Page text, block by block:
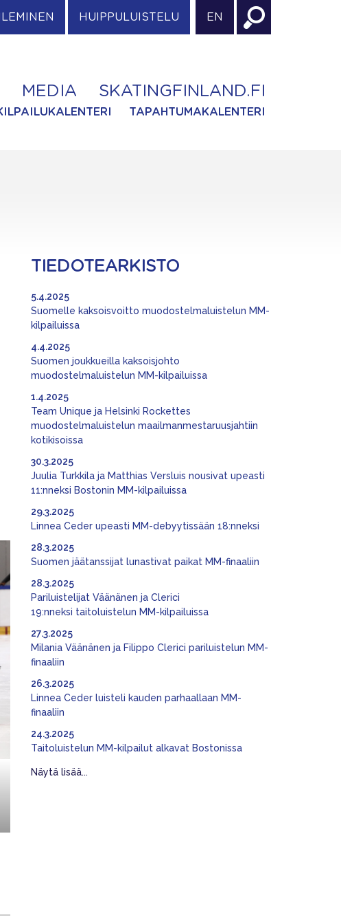
HUIPPULUISTELU EN
MEDIA SKATINGFINLAND.FI
TAPAHTUMAKALENTERI
TIEDOTEARKISTO
Suomelle kaksoisvoitto muodostelmaluistelun MM-
kilpailuissa
5.4.2025
Suomen joukkueilla kaksoisjohto
muodostelmaluistelun MM-kilpailuissa
4.4.2025
Team Unique ja Helsinki Rockettes
muodostelmaluistelun maailmanmestaruusjahtiin
kotikisoissa
1.4.2025
Juulia Turkkila ja Matthias Versluis nousivat upeasti
11:nneksi Bostonin MM-kilpailuissa
30.3.2025
Linnea Ceder upeasti MM-debyytissään 18:nneksi
29.3.2025
Suomen jäätanssijat lunastivat paikat MM-finaaliin
28.3.2025
Pariluistelijat Väänänen ja Clerici
19:nneksi taitoluistelun MM-kilpailuissa
28.3.2025
Milania Väänänen ja Filippo Clerici pariluistelun MM-
finaaliin
27.3.2025
Linnea Ceder luisteli kauden parhaallaan MM-
finaaliin
26.3.2025
Taitoluistelun MM-kilpailut alkavat Bostonissa
24.3.2025
Näytä lisää...